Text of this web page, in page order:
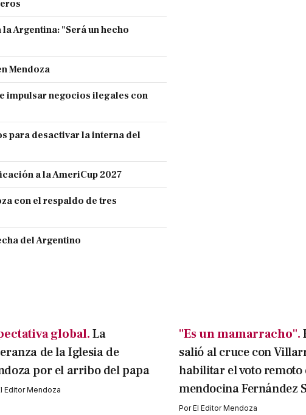
Argentina: "Será un hecho
Mendoza
impulsar negocios ilegales con
para desactivar la interna del
a la AmeriCup 2027
con el respaldo de tres
del Argentino
global.La
de la Iglesia de
por el arribo del papa
Editor Mendoza
"Es un mamarracho".
salió al cruce con
habilitar el voto remoto
mendocina Fernández
PorEl Editor Mendoza